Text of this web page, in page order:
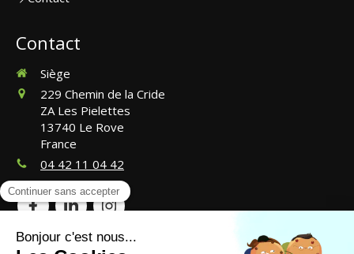
Contact
Siège
229 Chemin de la Cride
ZA Les Pielettes
13740 Le Rove
France
04 42 11 04 42